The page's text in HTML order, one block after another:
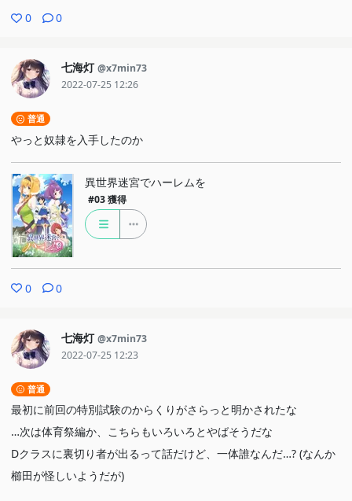
0 0
七海灯 @x7min73
2022-07-25 12:26
普通
やっと奴隷を入手したのか
異世界迷宮でハーレムを
#03 獲得
0 0
七海灯 @x7min73
2022-07-25 12:23
普通
最初に前回の特別試験のからくりがさらっと明かされたな
…次は体育祭編か、こちらもいろいろとやばそうだな
Dクラスに裏切り者が出るって話だけど、一体誰なんだ…? (なんか
櫛田が怪しいようだが)